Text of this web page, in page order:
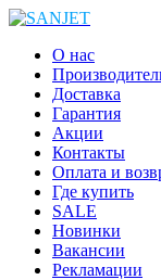
О нас
Доставка
Гарантия
Акции
Контакты
Оплата и
Где купить
SALE
Новинки
Вакансии
Рекламации